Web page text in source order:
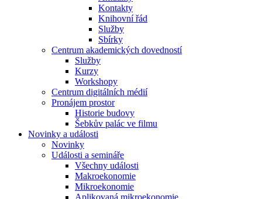
Kontakty
Knihovní řád
Služby
Sbírky
Centrum akademických dovedností
Služby
Kurzy
Workshopy
Centrum digitálních médií
Pronájem prostor
Historie budovy
Šebkův palác ve filmu
Novinky a události
Novinky
Události a semináře
Všechny události
Makroekonomie
Mikroekonomie
Aplikovaná mikroekonomie